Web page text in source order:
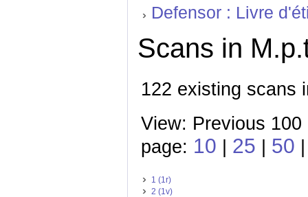
Defensor : Livre
Scans in
122 existing scans
View: Previous
page: 10 25 50
1 (1r)
2 (1v)